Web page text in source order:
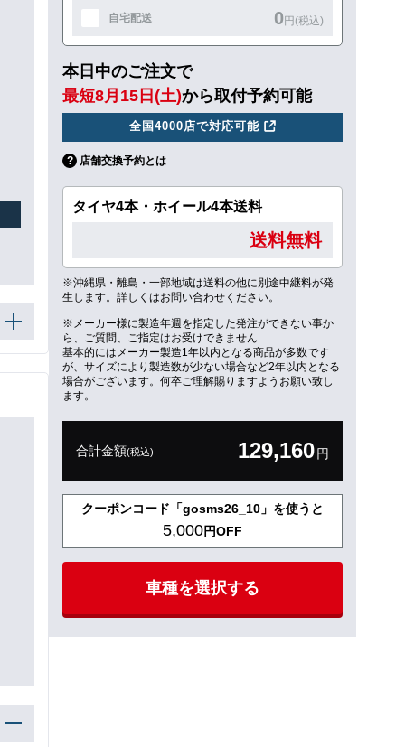
自宅配送 0円(税込)
本日中のご注文で
最短8月15日(土)から取付予約可能
全国4000店で対応可能
店舗交換予約とは
タイヤ4本・ホイール4本送料
送料無料
※沖縄県・離島・一部地域は送料の他に別途中継料が発
生します。詳しくはお問い合わせください。
※メーカー様に製造年週を指定した発注ができない事か
ら、ご質問、ご指定はお受けできません
基本的にはメーカー製造1年以内となる商品が多数です
が、サイズにより製造数が少ない場合など2年以内となる
場合がございます。何卒ご理解賜りますようお願い致し
ます。
合計金額(税込) 129,160円
クーポンコード「gosms26_10」を使うと
5,000円OFF
車種を選択する